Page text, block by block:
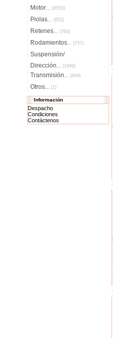
Motor... (8553)
Piolas... (652)
Retenes... (764)
Rodamientos... (737)
Suspensión/
Dirección... (1699)
Transmisión... (849)
Otros... (1)
Información
Despacho
Condiciones
Contáctenos